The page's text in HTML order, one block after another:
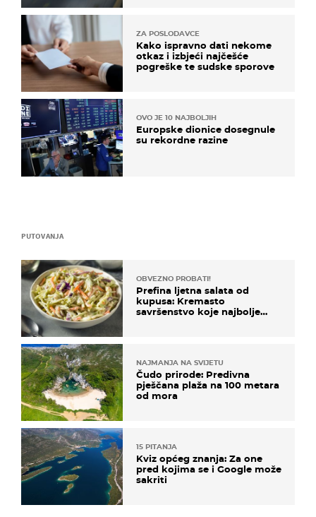
PUTOVANJA
OBVEZNO PROBATI!
Prefina ljetna salata od
kupusa: Kremasto
savršenstvo koje najbolje
NAJMANJA NA SVIJETU
Čudo prirode: Predivna
pješčana plaža na 100 metara
od mora
15 PITANJA
Kviz općeg znanja: Za one
pred kojima se i Google može
sakriti
ZA POSLODAVCE
Kako ispravno dati nekome
otkaz i izbjeći najčešće
pogreške te sudske sporove
OVO JE 10 NAJBOLJIH
Europske dionice dosegnule
su rekordne razine